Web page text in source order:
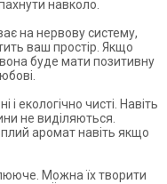
навколо.
на нервову систему,
ваш простір. Якщо
буде мати позитивну
екологічно чисті. Навіть
не виділяються.
аромат навіть якщо
Можна їх творити